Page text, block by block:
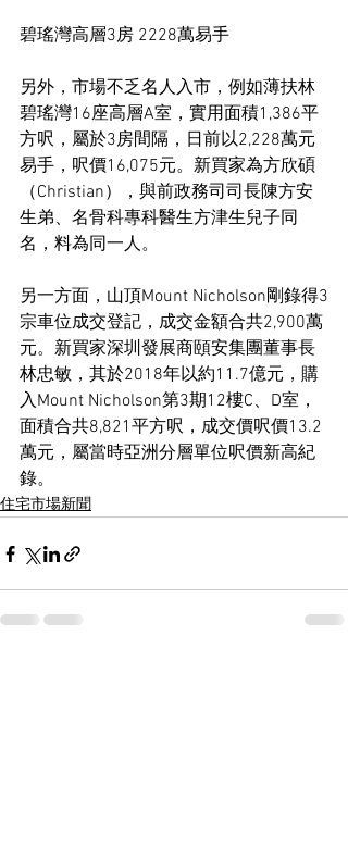
碧瑤灣高層3房 2228萬易手
另外，市場不乏名人入市，例如薄扶林
碧瑤灣16座高層A室，實用面積1,386平
方呎，屬於3房間隔，日前以2,228萬元
易手，呎價16,075元。新買家為方欣碩
（Christian），與前政務司司長陳方安
生弟、名骨科專科醫生方津生兒子同
名，料為同一人。
另一方面，山頂Mount Nicholson剛錄得3
宗車位成交登記，成交金額合共2,900萬
元。新買家深圳發展商頤安集團董事長
林忠敏，其於2018年以約11.7億元，購
入Mount Nicholson第3期12樓C、D室，
面積合共8,821平方呎，成交價呎價13.2
萬元，屬當時亞洲分層單位呎價新高紀
錄。
住宅市場新聞